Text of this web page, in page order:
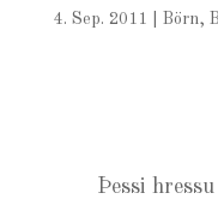
4. Sep. 2011 Börn,
Þessi